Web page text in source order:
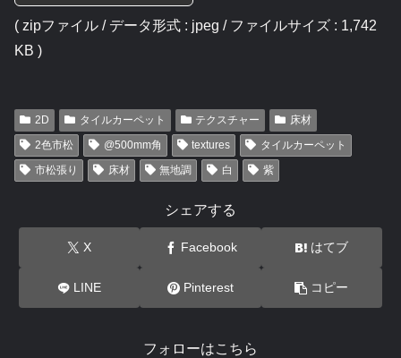
( zipファイル / データ形式 : jpeg / ファイルサイズ : 1,742
KB )
2D タイルカーペット テクスチャー
床材
2色市松
@500mm角 textures
タイルカーペット
市松張り
床材 無地調 白 紫
シェアする
X Facebook はてブ
LINE Pinterest コピー
フォローはこちら